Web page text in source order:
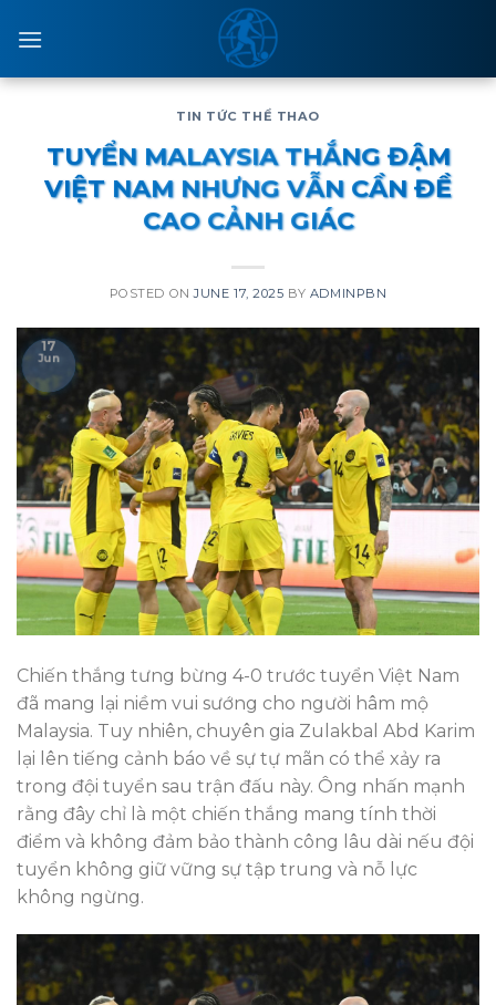
TIN TỨC THỂ THAO
TUYỂN MALAYSIA THẮNG ĐẬM
VIỆT NAM NHƯNG VẪN CẦN ĐỀ
CAO CẢNH GIÁC
POSTED ONJUNE 17, 2025 BY ADMINPBN
17
Jun
Chiến thắng tưng bừng 4-0 trước tuyển Việt Nam
đã mang lại niềm vui sướng cho người hâm mộ
Malaysia. Tuy nhiên, chuyên gia Zulakbal Abd Karim
lại lên tiếng cảnh báo về sự tự mãn có thể xảy ra
trong đội tuyển sau trận đấu này. Ông nhấn mạnh
rằng đây chỉ là một chiến thắng mang tính thời
điểm và không đảm bảo thành công lâu dài nếu đội
tuyển không giữ vững sự tập trung và nỗ lực
không ngừng.